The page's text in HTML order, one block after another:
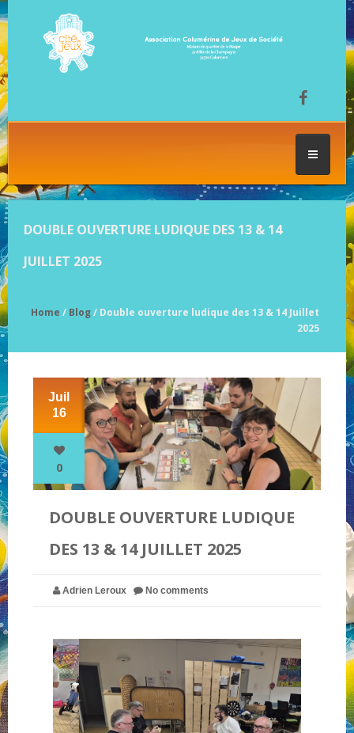
LES SÉANCES DE JEU
FESTIVAL DU JEU
NOS JEUX
NOS PARTENAIRES
QUI SOMMES-NOUS ?
DOUBLE OUVERTURE LUDIQUE DES 13 & 14
JUILLET 2025
Home / Blog/ Double ouverture ludique des 13 & 14 Juillet
2025
Juil
16
0
DOUBLE OUVERTURE LUDIQUE
DES 13 & 14 JUILLET 2025
Adrien Leroux No comments